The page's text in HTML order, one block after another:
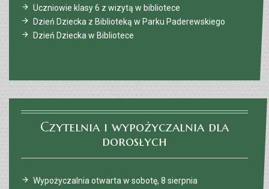
Uczniowie klasy 6 z wizytą w bibliotece
Dzień Dziecka z Biblioteką w Parku Paderewskiego
Dzień Dziecka w Bibliotece
Czytelnia i wypożyczalnia dla
dorosłych
Wypożyczalnia otwarta w sobotę, 8 sierpnia